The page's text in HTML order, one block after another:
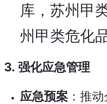
库，苏州甲
州甲类危化
3. 强化应急管理
应急预案 ：推